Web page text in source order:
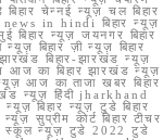
बिहार चेन्नई न्यूज़ चल बिहार
in hindi बिहार न्यूज़
बिहार न्यूज़ जयनगर बिहार
न्यूज़ बिहार ज़ी न्यूज़ बिहार
बिहार-झारखंड न्यूज़
आज का बिहार झारखंड न्यूज़
आज का ताजा खबर बिहार
न्यूज़ हिंदी jharkhand
बिहार न्यूज़ टुडे बिहार
सुप्रीम कोर्ट बिहार टीचर
स्कूल न्यूज़ टुडे 2022 टुडे